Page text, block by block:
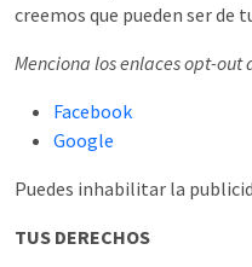
creemos que pueden ser de
Menciona los enlaces opt-out
Facebook
Google
Puedes inhabilitar la
TUS DERECHOS